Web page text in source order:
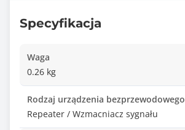
Specyfikacja
Waga
0.26 kg
Rodzaj urządzenia bezprzewodowego
Repeater / Wzmacniacz sygnału